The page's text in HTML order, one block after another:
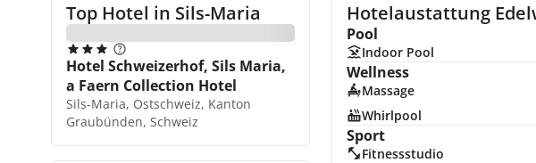
Top Hotel in Sils-Maria
Hotel Schweizerhof, Sils Maria,
a Faern Collection Hotel
Sils-Maria, Ostschweiz, Kanton
Graubünden, Schweiz
Hotelaustattung
Pool
Indoor Pool
Wellness
Massage
Whirlpool
Sport
Fitnessstudio